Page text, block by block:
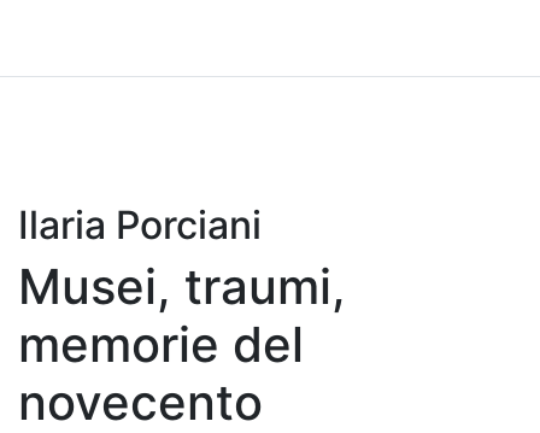
Ilaria Porciani
Musei, traumi,
memorie del
novecento